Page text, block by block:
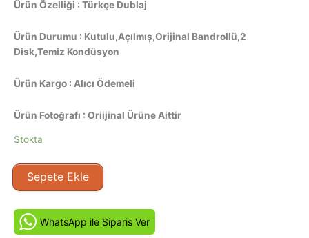
Ürün Özelliği : Türkçe Dublaj
Ürün Durumu : Kutulu,Açılmış,Orijinal Bandrollü,2
Disk,Temiz Kondüsyon
Ürün Kargo : Alıcı Ödemeli
Ürün Fotoğrafı : Oriijinal Ürüne Aittir
Stokta
Kapan
-
habitación
de
Sepete Ekle
WhatsApp ile Siparis Ver